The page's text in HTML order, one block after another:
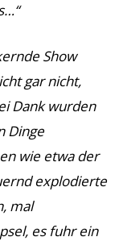
Show
gar nicht,
Dank wurden
Dinge
wie etwa der
explodierte
mal
es fuhr ein